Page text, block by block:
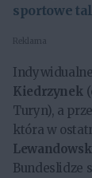
sportowe
Reklama
Kiedrzynek
Turyn), a
która w
Bundeslidze